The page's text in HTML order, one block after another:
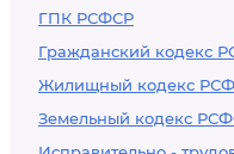
ГПК РСФСР
Гражданский кодекс
Жилищный кодекс
Земельный кодекс